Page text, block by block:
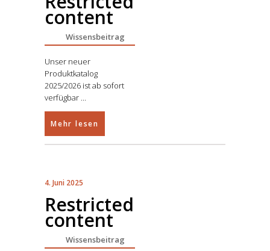
content
Wissensbeitrag
Unser neuer
Produktkatalog
2025/2026 ist ab sofort
verfügbar
Mehr lesen
4. Juni 2025
Restricted
content
Wissensbeitrag